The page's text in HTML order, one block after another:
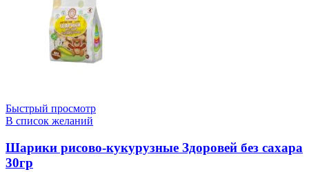
Быстрый просмотр
В список желаний
Шарики рисово-кукурузные Здоровей без сахара
30гр